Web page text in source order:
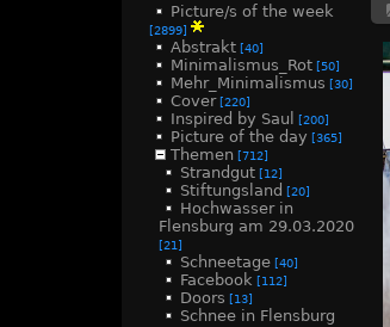
Picture/s of the week
[2899]
Abstrakt [40]
Minimalismus_Rot [50]
Mehr_Minimalismus [30]
Cover[220]
Inspired by Saul [200]
Picture of the day [365]
Themen [712]
Strandgut [12]
Stiftungsland [20]
Hochwasser in
Flensburg am 29.03.2020
[21]
Schneetage [40]
Facebook [112]
Doors [13]
Schnee in Flensburg